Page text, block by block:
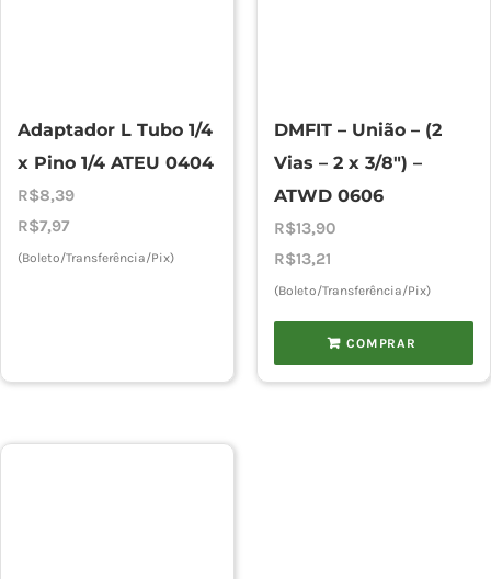
Adaptador L Tubo 1/4
x Pino 1/4 ATEU 0404
R$8,39
R$7,97
(Boleto/Transferência/Pix)
DMFIT – União – (2
Vias – 2 x 3/8″) –
ATWD 0606
R$13,90
R$13,21
(Boleto/Transferência/Pix)
COMPRAR